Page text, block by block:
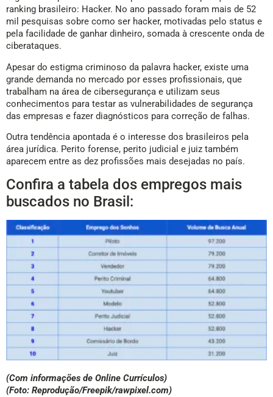
ranking brasileiro: Hacker. No ano passado foram mais de 52
mil pesquisas sobre como ser hacker, motivadas pelo status e
pela facilidade de ganhar dinheiro, somada à crescente onda de
ciberataques.
Apesar do estigma criminoso da palavra hacker, existe uma
grande demanda no mercado por esses profissionais, que
trabalham na área de cibersegurança e utilizam seus
conhecimentos para testar as vulnerabilidades de segurança
das empresas e fazer diagnósticos para correção de falhas.
Outra tendência apontada é o interesse dos brasileiros pela
área jurídica. Perito forense, perito judicial e juiz também
aparecem entre as dez profissões mais desejadas no país.
Confira a tabela dos empregos mais
buscados no Brasil:
(Com informações de Online Currículos)
(Foto: Reprodução/Freepik/rawpixel.com)